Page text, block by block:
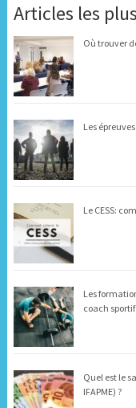
Articles les
Où trouver
Les
Le CESS:
Les
coach sportif
Quel est le
IFAPME) ?